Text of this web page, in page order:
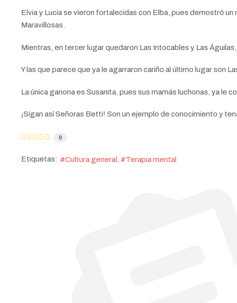
Elvia y Lucía se vieron fortalecidas con Elba, pues demostró
Maravillosas.
Mientras, en tercer lugar quedaron Las Intocables y Las
Y las que parece que ya le agarraron cariño al último lugar son
La única ganona es Susanita, pues sus mamás luchonas, ya le
¡Sigan así Señoras Betti! Son un ejemplo de conocimiento y
0
Etiquetas: Cultura general Terapia mental